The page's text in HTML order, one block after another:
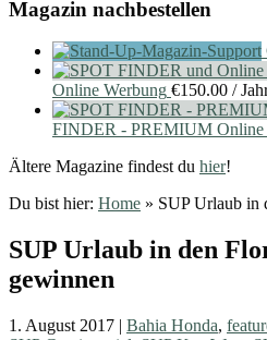
Magazin nachbestellen
Online Werbung €150.00 /
FINDER - PREMIUM Online
Ältere Magazine findest du hier!
Du bist hier: Home » SUP Urlaub in
SUP Urlaub in den
gewinnen
1. August 2017 | Bahia Honda,